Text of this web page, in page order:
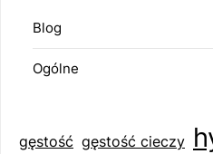
Blog
Ogólne
gęstość gęstość cieczy